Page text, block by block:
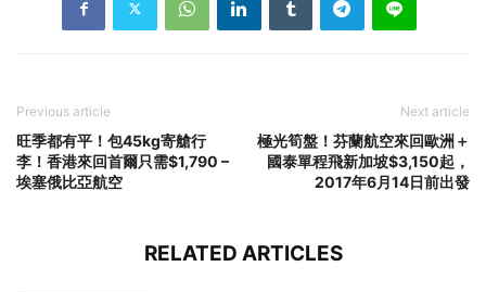
Previous article
旺季都有平！包45kg寄艙行
李！香港來回首爾只需$1,790 –
埃塞俄比亞航空
Next article
極光筍盤！芬蘭航空來回歐洲＋
國泰單程飛新加坡$3,150起，
2017年6月14日前出發
RELATED ARTICLES